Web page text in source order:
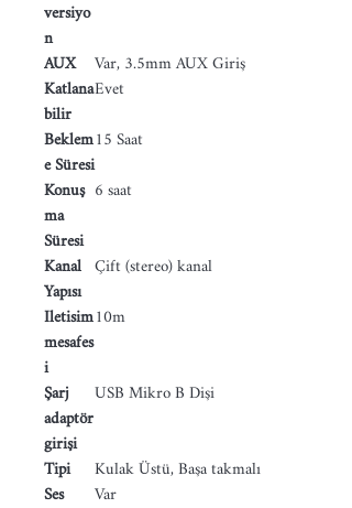
versiyo
n
AUX Var, 3.5mm AUX Giriş
Katlana
bilir
Evet
Beklem
e Süresi
15 Saat
Konuş
ma
Süresi
6 saat
Kanal
Yapısı
Çift (stereo) kanal
Iletisim
mesafes
i
10m
Şarj
adaptör
girişi
USB Mikro B Dişi
Tipi Kulak Üstü, Başa takmalı
Ses
Var